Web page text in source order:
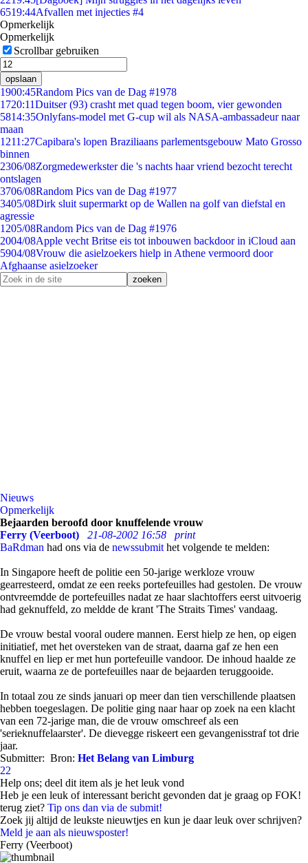
6519:44Afvallen met injecties #4
Opmerkelijk
Opmerkelijk
Scrollbar gebruiken
opslaan
1900:45Random Pics van de Dag #1978
1720:11Duitser (93) crasht met quad tegen boom, vier gewonden
5814:35Onlyfans-model met G-cup wil als NASA-ambassadeur naar
maan
1211:27Capibara's lopen Braziliaans parlementsgebouw Mato Grosso
binnen
2306/08Zorgmedewerkster die 's nachts haar vriend bezocht terecht
ontslagen
3706/08Random Pics van de Dag #1977
3405/08Dirk sluit supermarkt op de Wallen na golf van diefstal en
agressie
1205/08Random Pics van de Dag #1976
2004/08Apple vecht Britse eis tot inbouwen backdoor in iCloud aan
5904/08Vrouw die asielzoekers hielp in Athene vermoord door
Afghaanse asielzoeker
Nieuws
Opmerkelijk
Bejaarden beroofd door knuffelende vrouw
Ferry (Veerboot)
21-08-2002 16:58
print
BaRdman had ons via de newssubmit het volgende te melden:
In Singapore heeft de politie een 50-jarige werkloze vrouw
gearresteerd, omdat ze een reeks portefeuilles had gestolen. De vrouw
ontvreemdde de portefeuilles nadat ze haar slachtoffers eerst uitvoerig
had geknuffeld, zo meldde de krant 'The Straits Times' vandaag.
De vrouw bestal vooral oudere mannen. Eerst hielp ze hen, op eigen
initiatief, met het oversteken van de straat, daarna gaf ze hen een
knuffel en liep er met hun portefeuille vandoor. De inhoud haalde ze
eruit, waarna ze de portefeuilles naar de bejaarden teruggooide.
In totaal zou ze sinds januari op meer dan tien verschillende plaatsen
hebben toegeslagen. De politie ging naar haar op zoek na een klacht
van een 72-jarige man, die de vrouw omschreef als een
'serieknuffelaarster'. De dievegge riskeert een gevangenisstraf tot drie
jaar.
Submitter: Bron: Het Belang van Limburg
22
Help ons; deel dit item als je het leuk vond
Heb je een leuk of interessant bericht gevonden dat je graag op FOK!
terug ziet? Tip ons dan via de submit!
Zoek jij altijd de leukste nieuwtjes en kun je daar leuk over schrijven?
Meld je aan als nieuwsposter!
Ferry (Veerboot)